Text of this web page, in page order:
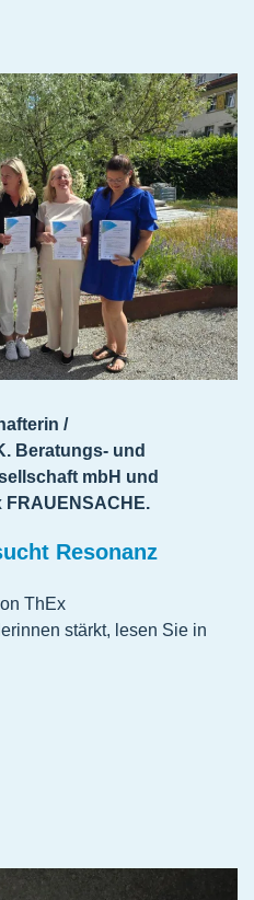
/
Beratungs- und
mbH und
Resonanz
ThEx
stärkt, lesen Sie in